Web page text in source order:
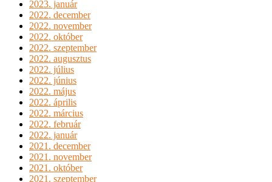
2023. január
2022. december
2022. november
2022. október
2022. szeptember
2022. augusztus
2022. július
2022. június
2022. május
2022. április
2022. március
2022. február
2022. január
2021. december
2021. november
2021. október
2021. szeptember